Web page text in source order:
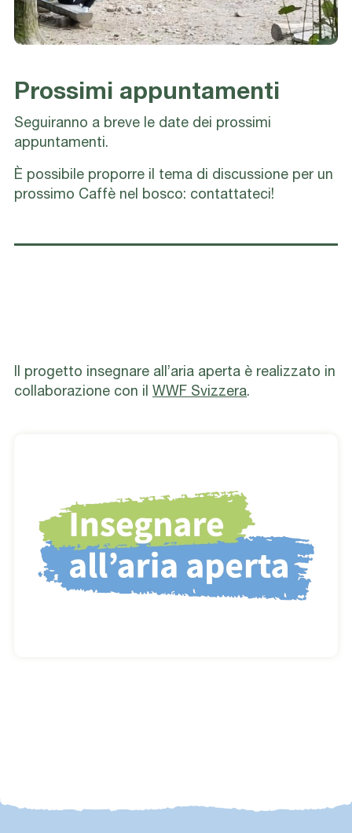
Prossimi appuntamenti
Seguiranno a breve le date dei prossimi
appuntamenti.
È possibile proporre il tema di discussione per un
prossimo Caffè nel bosco: contattateci!
Il progetto insegnare all’aria aperta è realizzato in
collaborazione con il WWF Svizzera.